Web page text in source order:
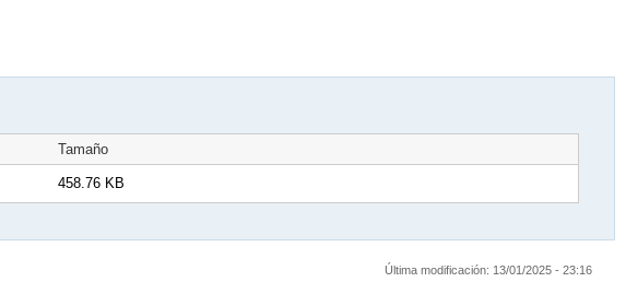
Tamaño
458.76 KB
Última modificación: 13/01/2025 - 23:16